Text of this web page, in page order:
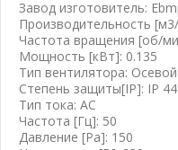
Завод изготовитель:
Производительность
Частота вращения [об/
Мощность [кВт]: 0.135
Тип вентилятора: Осевой
Степень защиты[IP]: IP 44
Тип тока: AC
Частота [Гц]: 50
Давление [Pa]: 150